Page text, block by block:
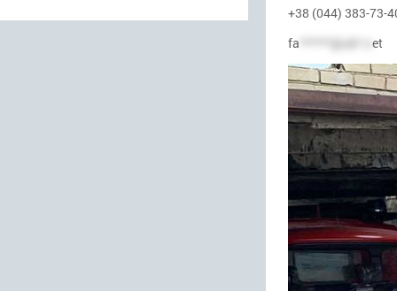
+38 (044) 383-73-
fa ******@uk*.n et